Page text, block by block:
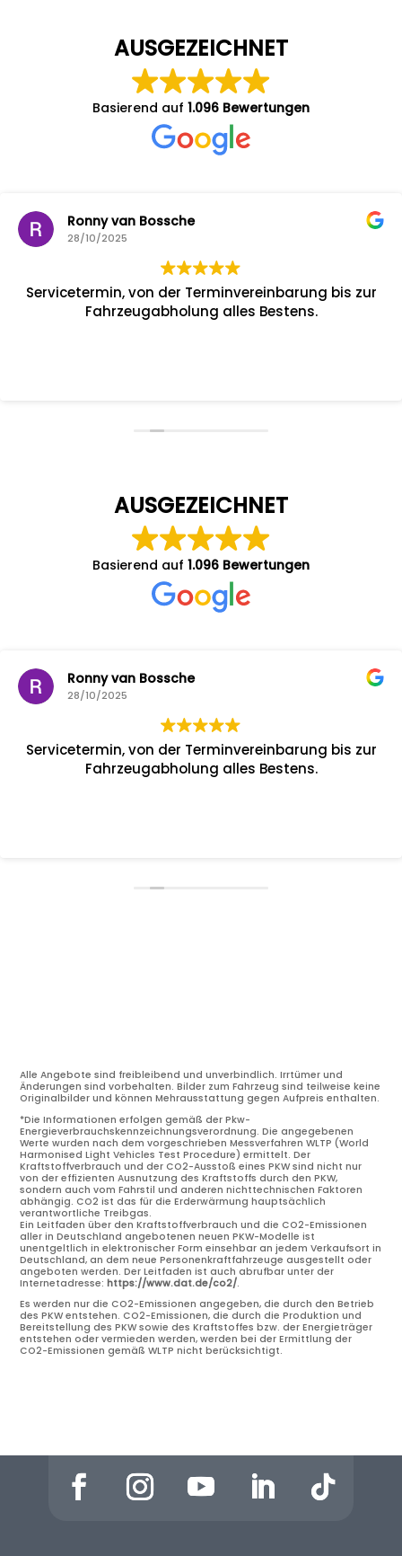
AUSGEZEICHNET
Basierend auf 1.096 Bewertungen
Ronny van Bossche
28/10/2025
Servicetermin, von der Terminvereinbarung bis zur
Fahrzeugabholung alles Bestens.
AUSGEZEICHNET
Basierend auf 1.096 Bewertungen
Ronny van Bossche
28/10/2025
Servicetermin, von der Terminvereinbarung bis zur
Fahrzeugabholung alles Bestens.
Alle Angebote sind freibleibend und unverbindlich. Irrtümer und
Änderungen sind vorbehalten. Bilder zum Fahrzeug sind teilweise keine
Originalbilder und können Mehrausstattung gegen Aufpreis enthalten.
*Die Informationen erfolgen gemäß der Pkw-
Energieverbrauchskennzeichnungsverordnung. Die angegebenen
Werte wurden nach dem vorgeschrieben Messverfahren WLTP (World
Harmonised Light Vehicles Test Procedure) ermittelt. Der
Kraftstoffverbrauch und der CO2-Ausstoß eines PKW sind nicht nur
von der effizienten Ausnutzung des Kraftstoffs durch den PKW,
sondern auch vom Fahrstil und anderen nichttechnischen Faktoren
abhängig. CO2 ist das für die Erderwärmung hauptsächlich
verantwortliche Treibgas.
Ein Leitfaden über den Kraftstoffverbrauch und die CO2-Emissionen
aller in Deutschland angebotenen neuen PKW-Modelle ist
unentgeltlich in elektronischer Form einsehbar an jedem Verkaufsort in
Deutschland, an dem neue Personenkraftfahrzeuge ausgestellt oder
angeboten werden. Der Leitfaden ist auch abrufbar unter der
Internetadresse:https://www.dat.de/co2/.
Es werden nur die CO2-Emissionen angegeben, die durch den Betrieb
des PKW entstehen. CO2-Emissionen, die durch die Produktion und
Bereitstellung des PKW sowie des Kraftstoffes bzw. der Energieträger
entstehen oder vermieden werden, werden bei der Ermittlung der
CO2-Emissionen gemäß WLTP nicht berücksichtigt.